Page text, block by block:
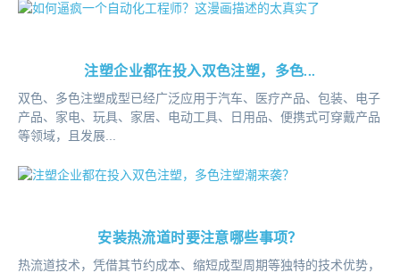
注塑企业都在投入双色注塑，多色...
双色、多色注塑成型已经广泛应用于汽车、医疗产品、包装、电子
产品、家电、玩具、家居、电动工具、日用品、便携式可穿戴产品
等领域，且发展...
安装热流道时要注意哪些事项？
热流道技术，凭借其节约成本、缩短成型周期等独特的技术优势，